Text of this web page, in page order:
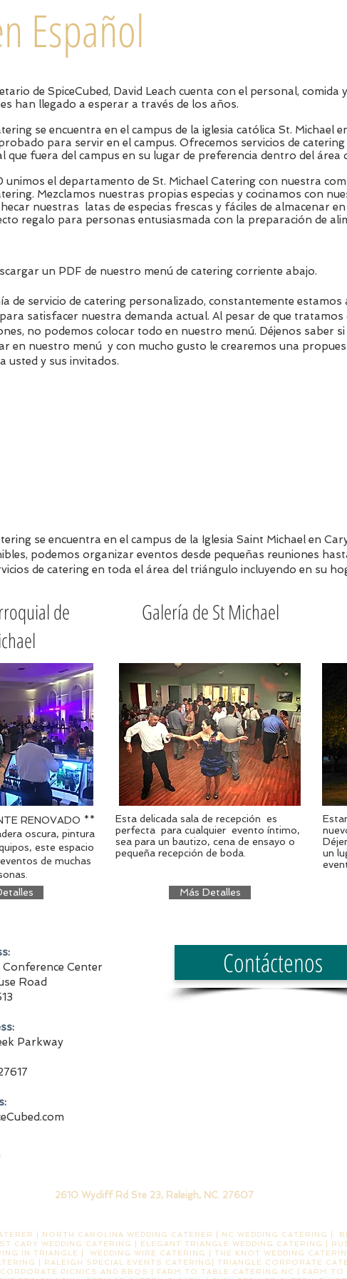
Español
de SpiceCubed, David Leach cuenta con el personal, comida
han llegado a esperar a través de los años.
se encuentra en el campus de la iglesia católica St. Michael
para servir en el campus. Ofrecemos servicios de
que fuera del campus en su lugar de preferencia dentro del área
unimos el departamento de St. Michael Catering con nuestra
Mezclamos nuestras propias especias y cocinamos con
nuestras latas de especias frescas y fáciles de almacenar en
regalo para personas entusiasmada con la preparación de
un PDF de nuestro menú de catering corriente abajo.
de servicio de catering personalizado, constantemente
satisfacer nuestra demanda actual. Al pesar de que
no podemos colocar todo en nuestro menú. Déjenos saber
en nuestro menú y con mucho gusto le crearemos una
usted y sus invitados.
se encuentra en el campus de la Iglesia Saint Michael en
podemos organizar eventos desde pequeñas reuniones
de catering en toda el área del triángulo incluyendo en su
de
RENOVADO **
oscura, pintura
este espacio
de muchas
Galería de St Michael
Esta delicada sala de recepción es
perfecta para cualquier evento íntimo,
sea para un bautizo, cena de ensayo o
pequeña recepción de boda.
Más Detalles
un
Conference Center
Road
Parkway
Contáctenos
2610 Wycliff Rd Ste 23, Raleigh, NC. 27607
| NORTH CAROLINA WEDDING CATERER | NC WEDDING CATERING |
CARY WEDDING CATERING | ELEGANT TRIANGLE WEDDING CATERING |
IN TRIANGLE | WEDDING WIRE CATERING | THE KNOT WEDDING
| RALEIGH SPECIAL EVENTS CATERING| TRIANGLE CORPORATE
PICNICS AND BBQS | FARM TO TABLE CATERING NC | FARM TO